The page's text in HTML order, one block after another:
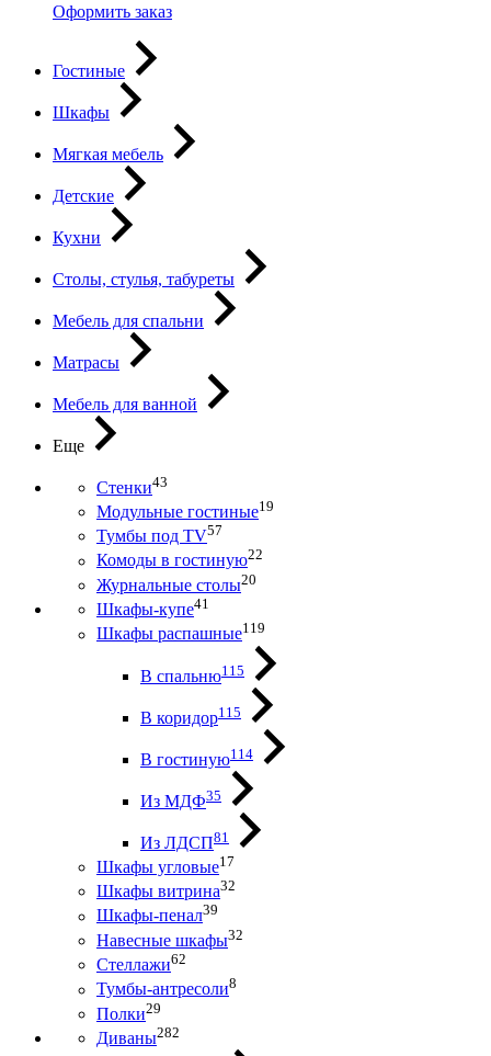
Оформить заказ
Гостиные
Шкафы
Мягкая мебель
Детские
Кухни
Столы, стулья, табуреты
Мебель для спальни
Матрасы
Мебель для ванной
Еще
Стенки43
Модульные гостиные19
Тумбы под ТV57
Комоды в гостиную22
Журнальные столы20
Шкафы-купе41
Шкафы распашные119
В спальню115
В коридор115
В гостиную114
Из МДФ35
Из ЛДСП81
Шкафы угловые17
Шкафы витрина32
Шкафы-пенал39
Навесные шкафы32
Стеллажи62
Тумбы-антресоли8
Полки29
Диваны282